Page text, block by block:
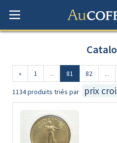
« 1 ... 81 82 ...
1134 produits triés par